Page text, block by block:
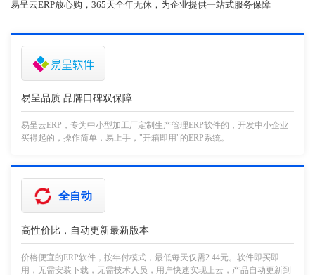
易呈云ERP放心购，365天全年无休，为企业提供一站式服务保障
易呈品质 品牌口碑双保障
易呈云ERP，专为中小型加工厂定制生产管理ERP软件的，开发中小企业
买得起的，操作简单，易上手，"开箱即用"的ERP系统。
全自动
高性价比，自动更新最新版本
价格便宜的ERP软件，按年付模式，最低每天仅需2.44元。软件即买即
用，无需安装下载，无需技术人员，用户快速实现上云，产品自动更新到